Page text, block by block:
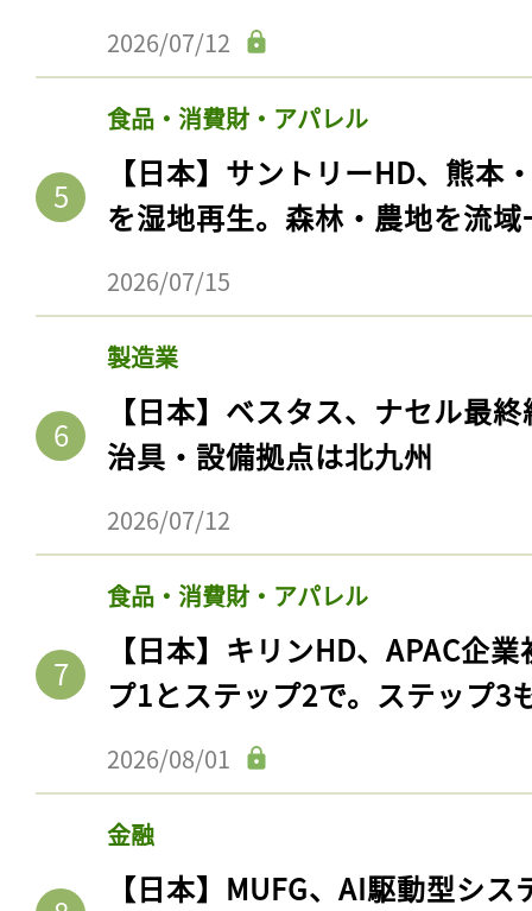
2026/07/12
食品・消費財・アパレル
【日本】サントリーHD、熊本
を湿地再生。森林・農地を流
2026/07/15
製造業
【日本】ベスタス、ナセル最
治具・設備拠点は北九州
2026/07/12
食品・消費財・アパレル
【日本】キリンHD、APAC企
プ1とステップ2で。ステップ3
2026/08/01
金融
【日本】MUFG、AI駆動型シ